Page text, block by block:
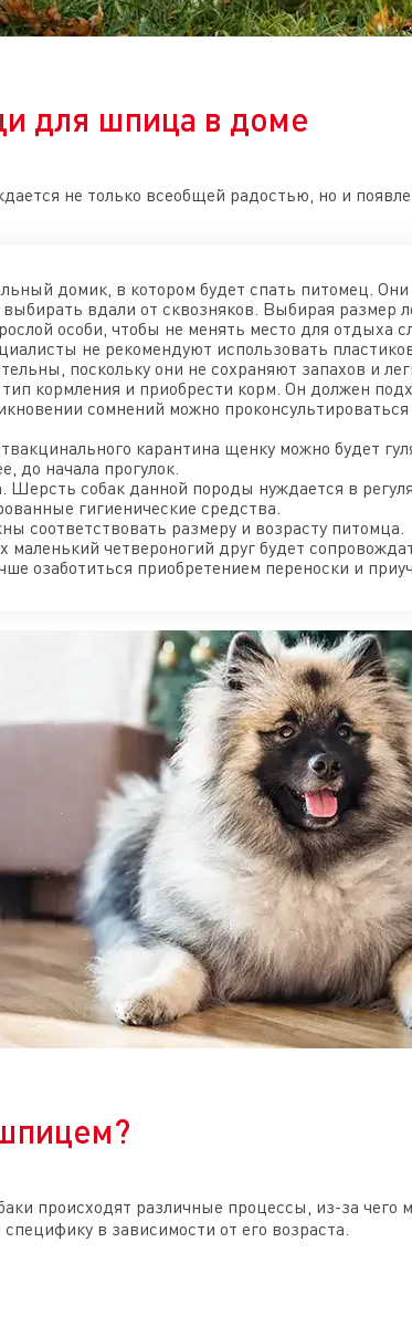
для шпица в доме
не только всеобщей радостью, но и
домик, в котором будет спать питомец.
вдали от сквозняков. Выбирая размер
особи, чтобы не менять место для отдыха
не рекомендуют использовать
поскольку они не сохраняют запахов и
кормления и приобрести корм. Он должен
сомнений можно
карантина щенку можно будет
до начала прогулок.
Шерсть собак данной породы нуждается в
гигиенические средства.
соответствовать размеру и возрасту питомца.
четвероногий друг будет
озаботиться приобретением переноски и
происходят различные процессы, из-за чего
в зависимости от его возраста.